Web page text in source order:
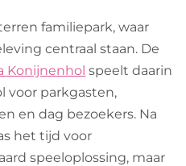
familiepark, waar
centraal staan. De
Konijnenhol speelt daarin
voor parkgasten,
en dag bezoekers. Na
het tijd voor
speeloplossing, maar